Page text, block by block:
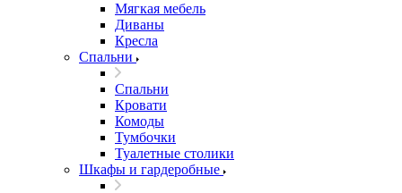
Мягкая мебель
Диваны
Кресла
Спальни
Спальни
Кровати
Комоды
Тумбочки
Туалетные столики
Шкафы и гардеробные